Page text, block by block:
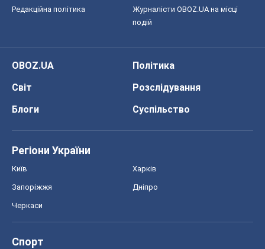
Редакційна політика
Журналісти OBOZ.UA на місці
подій
OBOZ.UA
Політика
Світ
Розслідування
Блоги
Суспільство
Регіони України
Київ Харків
Запоріжжя Дніпро
Черкаси
Спорт